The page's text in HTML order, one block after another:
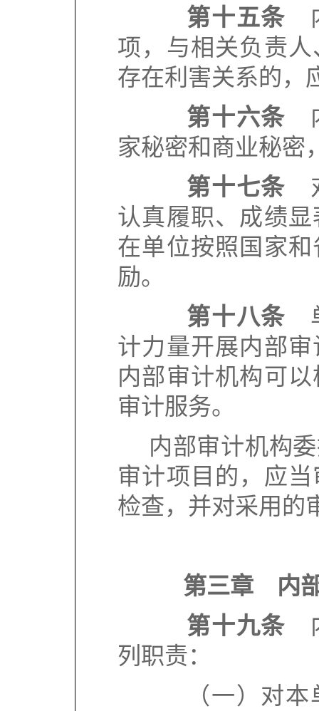
第十五条
项，与相关负责
存在利害关系的，
第十六条
家秘密和商业秘密
第十七条
认真履职、成绩
在单位按照国家
励。
第十八条
计力量开展内部
内部审计机构可
审计服务。
内部审计机构
审计项目的，应
检查，并对采用的
第三章 内
第十九条
列职责：
（一）对本